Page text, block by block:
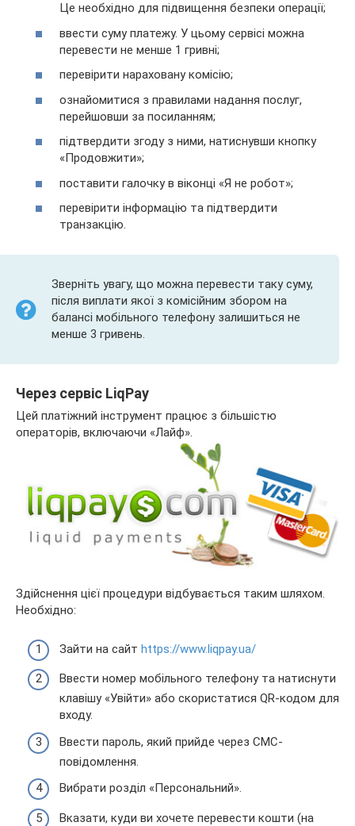
Це необхідно для підвищення безпеки операції;
ввести суму платежу. У цьому сервісі можна
перевести не менше 1 гривні;
перевірити нараховану комісію;
ознайомитися з правилами надання послуг,
перейшовши за посиланням;
підтвердити згоду з ними, натиснувши кнопку
«Продовжити»;
поставити галочку в віконці «Я не робот»;
перевірити інформацію та підтвердити
транзакцію.
Зверніть увагу, що можна перевести таку суму,
після виплати якої з комісійним збором на
балансі мобільного телефону залишиться не
менше 3 гривень.
Через сервіс LiqPay
Цей платіжний інструмент працює з більшістю
операторів, включаючи «Лайф».
Здійснення цієї процедури відбувається таким шляхом.
Необхідно:
Зайти на сайт https://www.liqpay.ua/
Ввести номер мобільного телефону та натиснути
клавішу «Увійти» або скористатися QR-кодом для
входу.
Ввести пароль, який прийде через СМС-
повідомлення.
Вибрати розділ «Персональний».
Вказати, куди ви хочете перевести кошти (на